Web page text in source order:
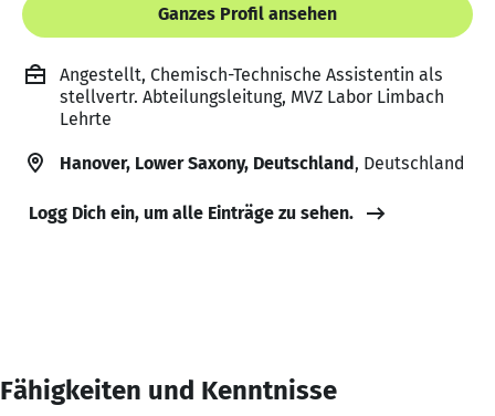
Ganzes Profil ansehen
Angestellt, Chemisch-Technische Assistentin als
stellvertr. Abteilungsleitung, MVZ Labor Limbach
Lehrte
Hanover, Lower Saxony, Deutschland, Deutschland
Logg Dich ein, um alle Einträge zu sehen.
Fähigkeiten und Kenntnisse